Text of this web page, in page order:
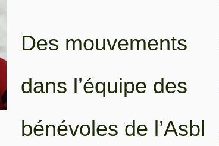
Des mouvements
dans l’équipe des
bénévoles de l’Asbl